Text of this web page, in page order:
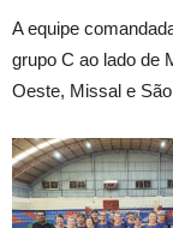
A equipe
grupo C ao lado de
Oeste, Missal e